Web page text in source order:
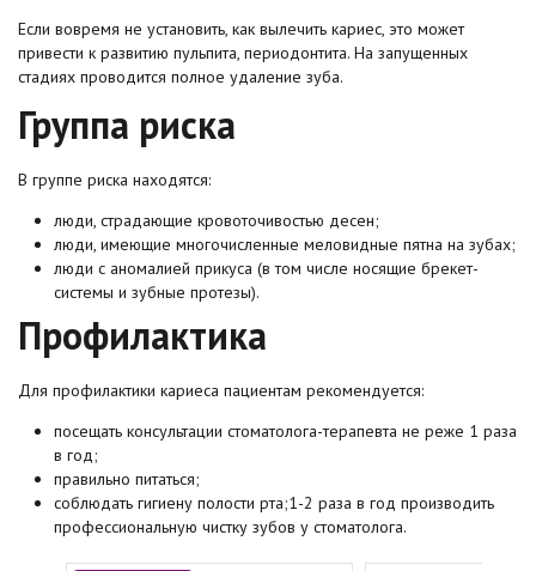
Если вовремя не установить, как вылечить кариес, это может
привести к развитию пульпита, периодонтита. На запущенных
стадиях проводится полное удаление зуба.
Группа риска
В группе риска находятся:
люди, страдающие кровоточивостью десен;
люди, имеющие многочисленные меловидные пятна на зубах;
люди с аномалией прикуса (в том числе носящие брекет-
системы и зубные протезы).
Профилактика
Для профилактики кариеса пациентам рекомендуется:
посещать консультации стоматолога-терапевта не реже 1 раза
в год;
правильно питаться;
cоблюдать гигиену полости рта;1-2 раза в год производить
профессиональную чистку зубов у стоматолога.